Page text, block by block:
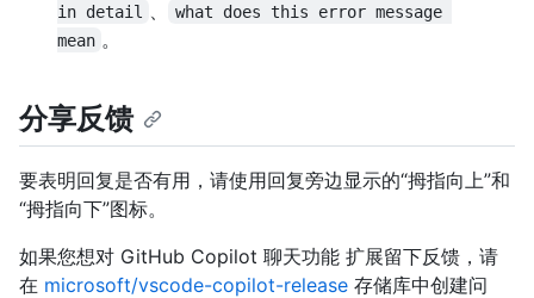
in detail
what does this error message
mean 。
分享反馈
要表明回复是否有用，请使用回复旁边显示的“拇指向上”和
“拇指向下”图标。
如果您想对 GitHub Copilot 聊天功能 扩展留下反馈，请
在 microsoft/vscode-copilot-release 存储库中创建问